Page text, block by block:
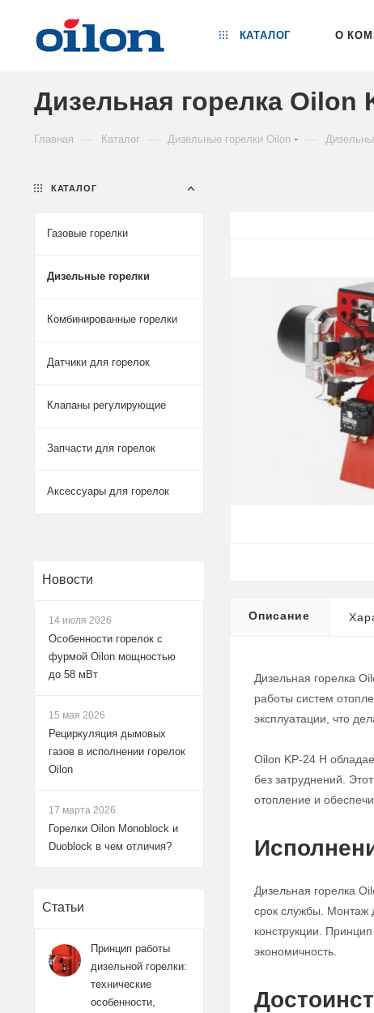
КАТАЛОГ О
Дизельная горелка Oilon
Главная Каталог Дизельные горелки Oilon
Описание
Дизельная горелка
работы систем
эксплуатации, что
Oilon KP-24 H
без затруднений.
отопление и
Дизельная горелка
срок службы. Монтаж
конструкции.
экономичность.
КАТАЛОГ
Газовые горелки
Дизельные горелки
Комбинированные горелки
Датчики для горелок
Клапаны регулирующие
Запчасти для горелок
Аксессуары для горелок
Новости
14 июля 2026
Особенности горелок с
фурмой Oilon мощностью
до 58 мВт
15 мая 2026
Рециркуляция дымовых
газов в исполнении горелок
Oilon
17 марта 2026
Горелки Oilon Monoblock и
Duoblock в чем отличия?
Статьи
Принцип работы
дизельной горелки:
технические
особенности,